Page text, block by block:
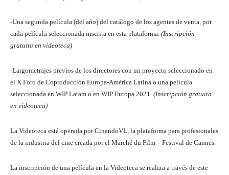
-Una segunda película (del año) del catálogo de los agentes de venta, por
cada película seleccionada inscrita en esta plataforma. (Inscripción
gratuita en videoteca)
-Largometrajes previos de los directores con un proyecto seleccionado en
el X Foro de Coproducción Europa-América Latina o una película
seleccionada en WIP Latam o en WIP Europa 2021. (Inscripción gratuita
en videoteca)
La Videoteca está operada por CinandoVL, la plataforma para profesionales
de la industria del cine creada por el Marché du Film – Festival de Cannes.
La inscripción de una película en la Videoteca se realiza a través de este